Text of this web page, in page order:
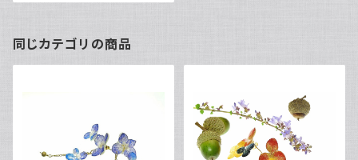
同じカテゴリの商品